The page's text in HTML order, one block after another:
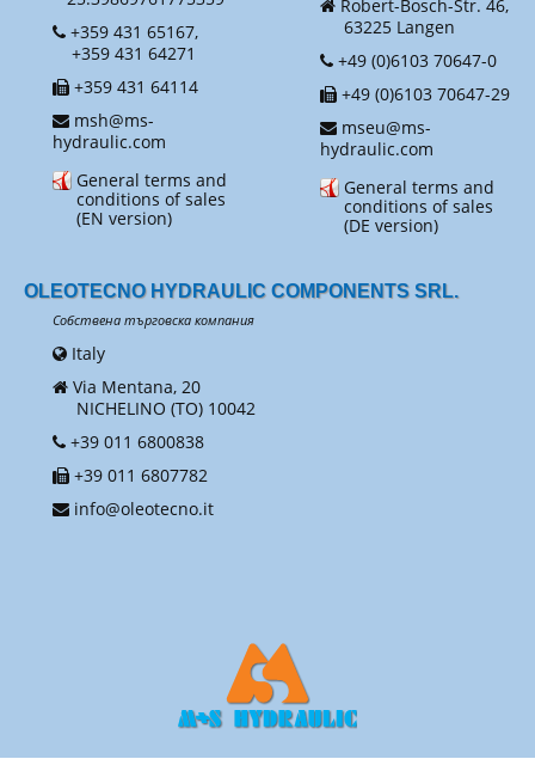
+359 431 65167,
+359 431 64271
+359 431 64114
msh@ms-
hydraulic.com
General terms and
conditions of sales
(EN version)
Robert-Bosch-Str. 46,
63225 Langen
+49 (0)6103 70647-0
+49 (0)6103 70647-29
mseu@ms-
hydraulic.com
General terms and
conditions of sales
(DE version)
OLEOTECNO HYDRAULIC COMPONENTS SRL.
Собствена търговска компания
Italy
Via Mentana, 20
NICHELINO (TO) 10042
+39 011 6800838
+39 011 6807782
info@oleotecno.it